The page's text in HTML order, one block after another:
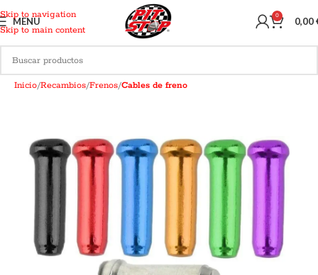
Skip to navigation
Skip to main content
MENU 0 0,00
Inicio Recambios Frenos Cables de freno